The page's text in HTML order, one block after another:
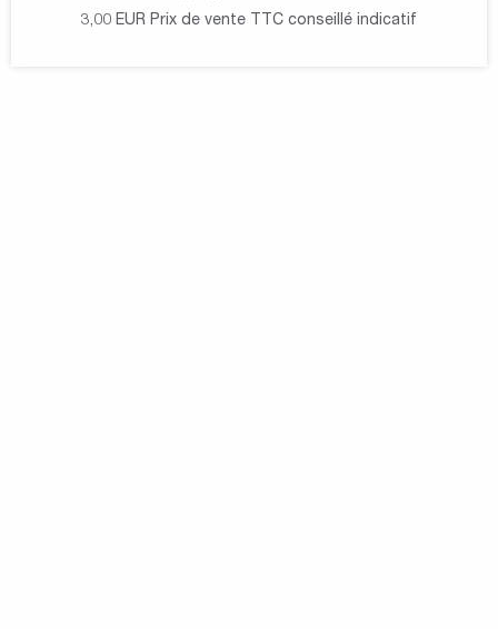
3,00 EUR Prix de vente TTC conseillé indicatif